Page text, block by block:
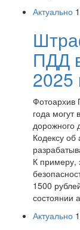
Актуально
ПДД
2025
Фотоархив
года
дорожного
Кодексу
К примеру,
1500
состоянии
Актуально